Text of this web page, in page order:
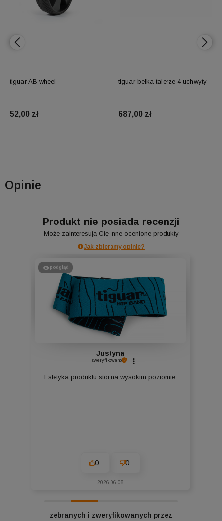
tiguar AB wheel
52,00 zł
tiguar belka talerze 4 uchwyty
687,00 zł
Opinie
Produkt nie posiada recenzji
Może zainteresują Cię inne ocenione produkty
Jak zbieramy opinie?
podgląd
Justyna
zweryfikowano
Estetyka produktu stoi na wysokim poziomie.
0 0
2026-06-08
zebranych i zweryfikowanych przez